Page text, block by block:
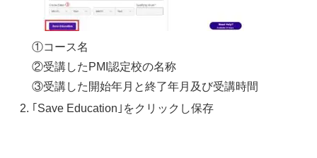
①コース名
②受講したPMI認定校の名称
③受講した開始年月と終了年月及び受講時間
｢Save Education｣をクリックし保存